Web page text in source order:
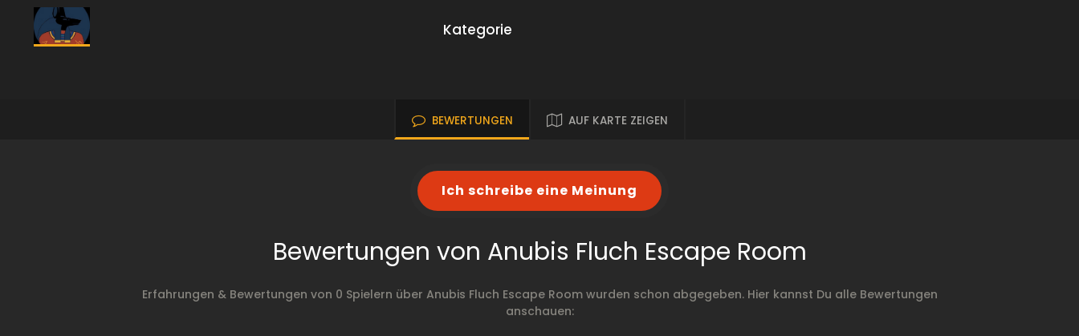
Kategorie
BEWERTUNGEN AUF KARTE ZEIGEN
Ich schreibe eine Meinung
Bewertungen von Anubis Fluch Escape Room
Erfahrungen & Bewertungen von 0 Spielern über Anubis Fluch Escape Room wurden schon abgegeben. Hier kannst Du alle Bewertungen
anschauen: